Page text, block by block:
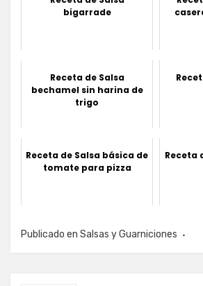
bigarrade
Receta de Salsa
bechamel sin harina de
trigo
Receta de Salsa básica de
tomate para pizza
Receta
Publicado en Salsas y Guarniciones